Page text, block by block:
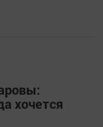
хочется